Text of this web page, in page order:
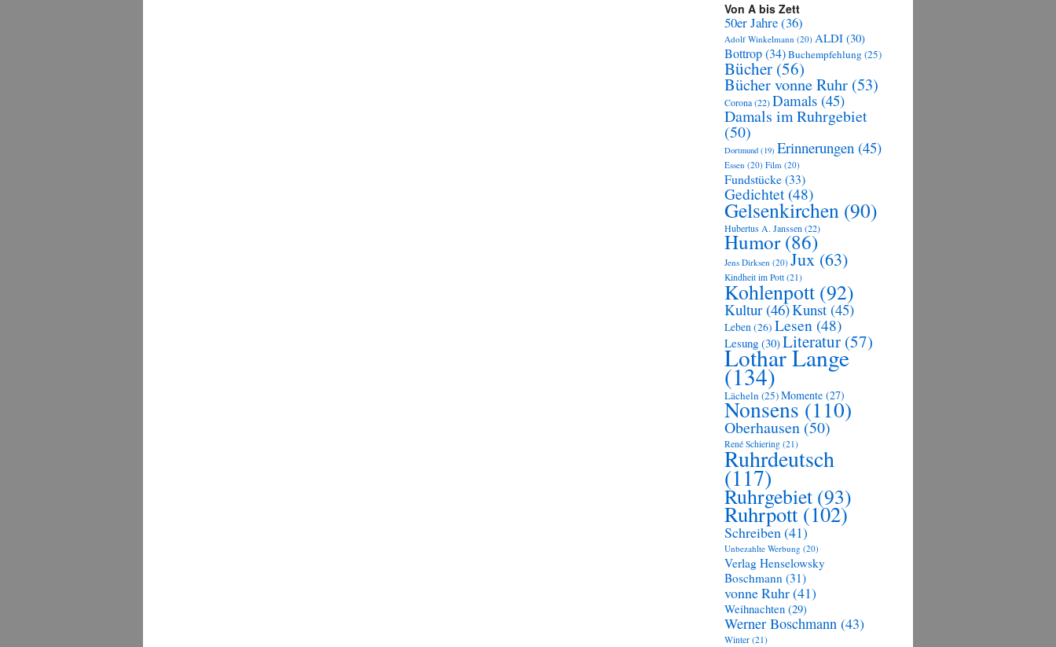
Von A bis Zett
50er Jahre(36)
Adolf Winkelmann (20) ALDI (30)
Bottrop(34)Buchempfehlung (25)
Bücher (56)
Bücher vonne Ruhr (53)
Corona(22)Damals (45)
Damals im Ruhrgebiet
(50)
Dortmund (19) Erinnerungen (45)
Essen (20) Film (20)
Fundstücke(33)
Gedichtet(48)
Gelsenkirchen (90)
Hubertus A. Janssen(22)
Humor(86)
Jens Dirksen (20) Jux (63)
Kindheit im Pott (21)
Kohlenpott (92)
Kultur(46)Kunst (45)
Leben(26) Lesen (48)
Lesung (30)Literatur (57)
Lothar Lange
(134)
Lächeln (25)Momente (27)
Nonsens(110)
Oberhausen (50)
René Schiering (21)
Ruhrdeutsch
(117)
Ruhrgebiet (93)
Ruhrpott(102)
Schreiben(41)
Unbezahlte Werbung (20)
Verlag Henselowsky
Boschmann (31)
vonne Ruhr(41)
Weihnachten (29)
Werner Boschmann (43)
Winter (21)